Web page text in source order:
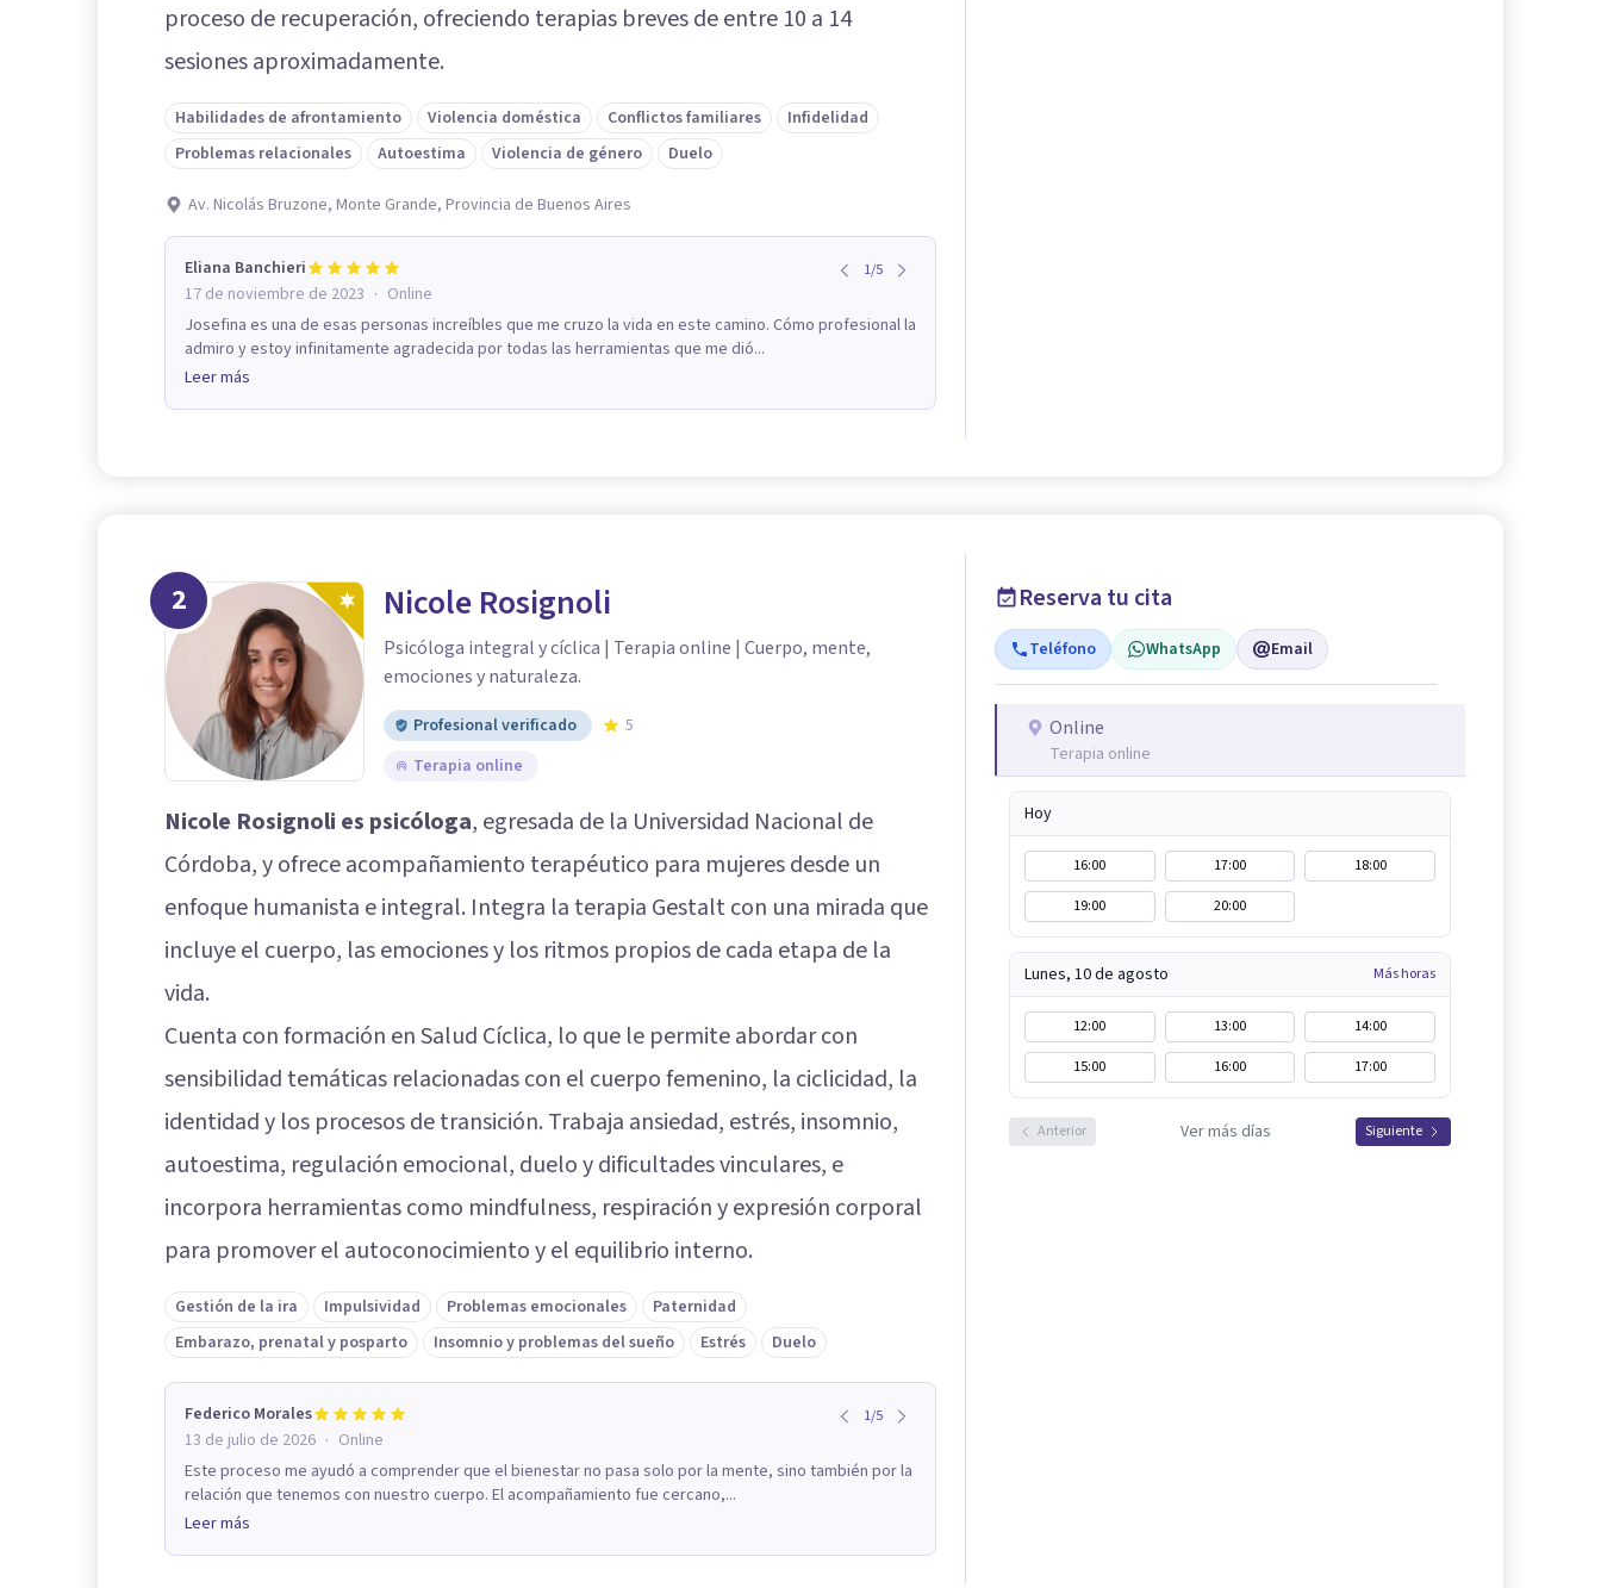
proceso de recuperación, ofreciendo terapias breves de entre 10 a 14
sesiones aproximadamente.
Habilidades de afrontamiento Violencia doméstica Conflictos familiares
Infidelidad
Problemas relacionales
Autoestima Violencia de género Duelo
Av. Nicolás Bruzone, Monte Grande, Provincia de Buenos Aires
Eliana Banchieri 1/5
17 de noviembre de 2023 · Online
Josefina es una de esas personas increíbles que me cruzo la vida en este camino. Cómo profesional la
admiro y estoy infinitamente agradecida por todas las herramientas que me dió...
Leer más
2 Nicole Rosignoli
Psicóloga integral y cíclica | Terapia online | Cuerpo, mente,
emociones y naturaleza.
Profesional verificado
5
Terapia online
Nicole Rosignoli es psicóloga, egresada de la Universidad Nacional de
Córdoba, y ofrece acompañamiento terapéutico para mujeres desde un
enfoque humanista e integral. Integra la terapia Gestalt con una mirada que
incluye el cuerpo, las emociones y los ritmos propios de cada etapa de la
vida.
Cuenta con formación en Salud Cíclica, lo que le permite abordar con
sensibilidad temáticas relacionadas con el cuerpo femenino, la ciclicidad, la
identidad y los procesos de transición. Trabaja ansiedad, estrés, insomnio,
autoestima, regulación emocional, duelo y dificultades vinculares, e
incorpora herramientas como mindfulness, respiración y expresión corporal
para promover el autoconocimiento y el equilibrio interno.
Gestión de la ira Impulsividad Problemas emocionales
Paternidad
Embarazo, prenatal y posparto
Insomnio y problemas del sueño Estrés Duelo
Federico Morales 1/5
13 de julio de 2026 · Online
Este proceso me ayudó a comprender que el bienestar no pasa solo por la mente, sino también por la
relación que tenemos con nuestro cuerpo. El acompañamiento fue cercano,...
Leer más
Reserva tu cita
Teléfono WhatsApp Email
Online
Terapia online
Hoy
16:00 17:00
18:00
19:00
20:00
Lunes, 10 de agosto Más horas
12:00 13:00
14:00
15:00
16:00 17:00
Anterior Ver más días Siguiente